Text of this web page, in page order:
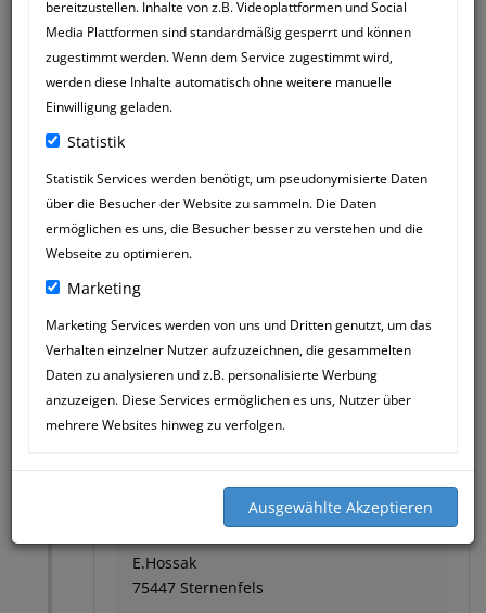
bereitzustellen. Inhalte von z.B. Videoplattformen und Social
Media Plattformen sind standardmäßig gesperrt und können
zugestimmt werden. Wenn dem Service zugestimmt wird,
werden diese Inhalte automatisch ohne weitere manuelle
Einwilligung geladen.
Statistik
Statistik Services werden benötigt, um pseudonymisierte Daten
über die Besucher der Website zu sammeln. Die Daten
ermöglichen es uns, die Besucher besser zu verstehen und die
Webseite zu optimieren.
Marketing
Marketing Services werden von uns und Dritten genutzt, um das
Verhalten einzelner Nutzer aufzuzeichnen, die gesammelten
Daten zu analysieren und z.B. personalisierte Werbung
anzuzeigen. Diese Services ermöglichen es uns, Nutzer über
mehrere Websites hinweg zu verfolgen.
EDMUND HOSSAK
An alle Damen, Herren und Diverse,
wohlfühlt soll einfach wegbleiben!!!
Herr Mössner ist oft die letzte Hoffnung
für Alle die sich bei Ihm einfinden; und
er gibt alles für seine Patienten (Tiere).
Meine Hunde (Ares+Hobi) und Ich
er leistet unwahrscheinliches und hat
oft grandiosen Erfolg (Heilung)!!! Danke!!!
E.Hossak
75447 Sternenfels